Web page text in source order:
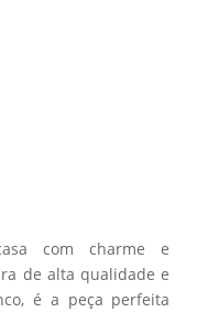
com charme e
de alta qualidade e
é a peça perfeita